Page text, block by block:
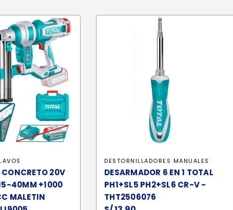
20V
40MM +1000
MALETIN
DESTORNILLADORES MANUALES
DESARMADOR 6 EN 1 TOTAL
PH1+SL5 PH2+SL6 CR-V -
THT2506076